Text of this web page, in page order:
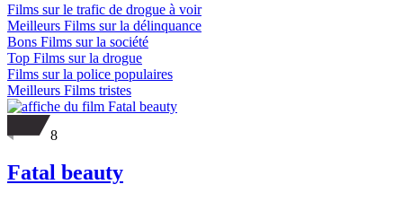
Films sur le trafic de drogue à voir
Meilleurs Films sur la délinquance
Bons Films sur la société
Top Films sur la drogue
Films sur la police populaires
Meilleurs Films tristes
8
Fatal beauty